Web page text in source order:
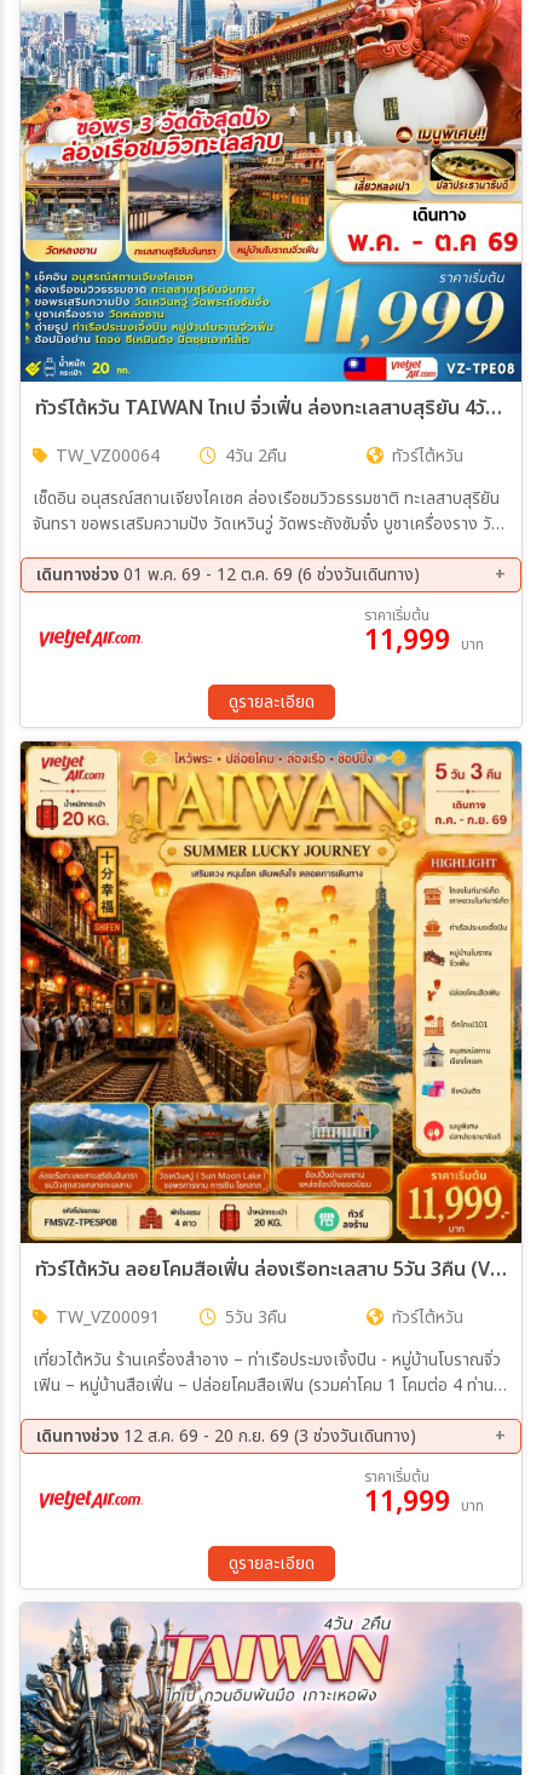
ทัวร์ไต้หวัน TAIWAN ไทเป จิ่วเฟิ่น ล่องทะเลสาบสุริยัน 4วัน 2คืน (VZ)
TW_VZ00064 4วัน 2คืน
ทัวร์ไต้หวัน
เช็ดอิน อนุสรณ์สถานเจียงไคเซค ล่องเรือชมวิวธรรมชาติ ทะเลสาบสุริยัน
จันทรา ขอพรเสริมความปัง วัดเหวินวู่ วัดพระถังซัมจั๋ง บูชาเครื่องราง วัด
ไถจง ซีเหมินติง มิตซุยเอาท์เล็ต
เดินทางช่วง01 พ.ค. 69 - 12 ต.ค. 69 (6 ช่วงวันเดินทาง)
21 ส.ค. 69 - 24 ส.ค. 69
03 ก.ย. 69 - 06 ก.ย. 69
11 ก.ย. 69 - 14 ก.ย. 69
09 ต.ค. 69 - 12 ต.ค. 69
ราคาเริ่มต้น
11,999 บาท
ดูรายละเอียด
ทัวร์ไต้หวัน ลอยโคมสือเฟิ่น ล่องเรือทะเลสาบ 5วัน 3คืน (VZ)
TW_VZ00091 5วัน 3คืน
ทัวร์ไต้หวัน
เที่ยวไต้หวัน ร้านเครื่องสำอาง – ท่าเรือประมงเจิ้งปิน - หมู่บ้านโบราณจิ่ว
เฟิน – หมู่บ้านสือเฟิ่น – ปล่อยโคมสือเฟิน (รวมค่าโคม 1 โคมต่อ 4 ท่าน)
พายสับปะรด – ตึกไทเป101 (ไม่รวมบัตรขึ้นตึกชั้น 89) – อนุสรณ์สถาน
เจียงไคเชค – ช้อปปิ้งย่านจงซาน - ซีเหมินติง
เดินทางช่วง 12 ส.ค. 69 - 20 ก.ย. 69 (3 ช่วงวันเดินทาง)
26 ส.ค. 69 - 30 ส.ค. 69
16 ก.ย. 69 - 20 ก.ย. 69
ราคาเริ่มต้น
11,999 บาท
ดูรายละเอียด